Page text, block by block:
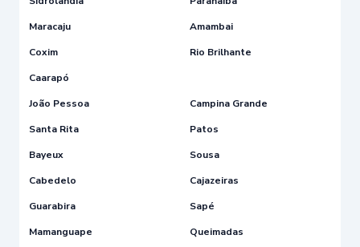
Maracaju
Amambai
Coxim
Rio Brilhante
Caarapó
João Pessoa
Campina Grande
Santa Rita
Patos
Bayeux
Sousa
Cabedelo
Cajazeiras
Guarabira
Sapé
Mamanguape
Queimadas